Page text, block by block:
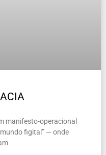
manifesto-operacional
figital” — onde